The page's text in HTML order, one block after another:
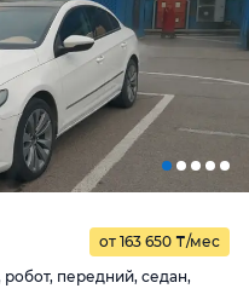
от 163 650 ₸/мес
робот, передний, седан,